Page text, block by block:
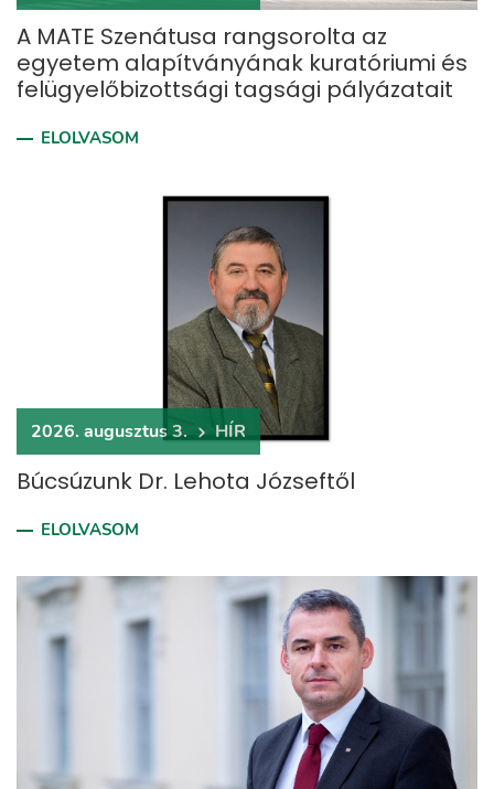
A MATE Szenátusa rangsorolta az
egyetem alapítványának kuratóriumi és
felügyelőbizottsági tagsági pályázatait
ELOLVASOM
2026. augusztus 3. HÍR
Búcsúzunk Dr. Lehota Józseftől
ELOLVASOM